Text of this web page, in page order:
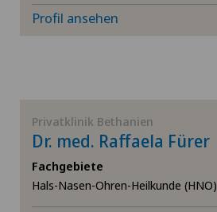
Brustkrebs
Dermatologie und Venerologie
Dickdarmchirurgie
Profil ansehen
Privatklinik Bethanien
Dr. med. Raffaela Fürer
Fachgebiete
Hals-Nasen-Ohren-Heilkunde (HNO)